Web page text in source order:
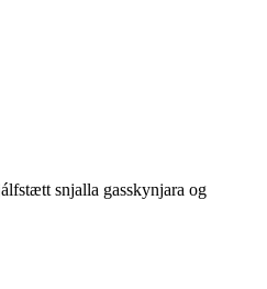
snjalla gasskynjara og